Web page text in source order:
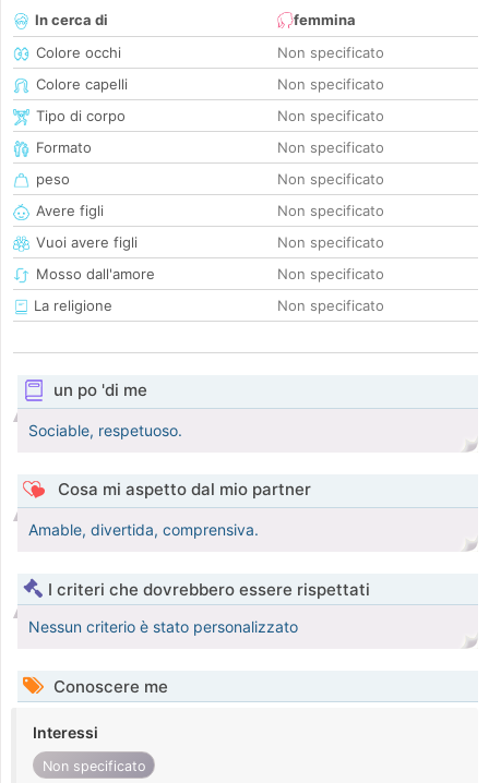
In cerca di
femmina
Colore occhi
Non specificato
Colore capelli
Non specificato
Tipo di corpo
Non specificato
Formato
Non specificato
peso
Non specificato
Avere figli
Non specificato
Vuoi avere figli
Non specificato
Mosso dall'amore
Non specificato
La religione
Non specificato
un po 'di me
Sociable, respetuoso.
Cosa mi aspetto dal mio partner
Amable, divertida, comprensiva.
I criteri che dovrebbero essere rispettati
Nessun criterio è stato personalizzato
Conoscere me
Interessi
Non specificato